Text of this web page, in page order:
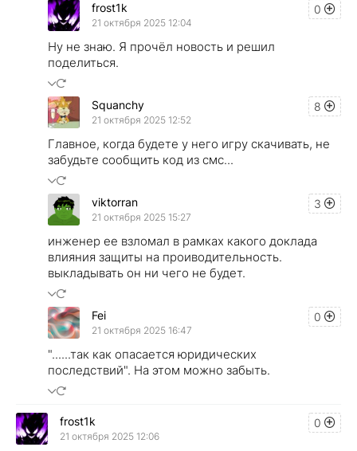
0
frost1k
21 октября 2025 12:04
Ну не знаю. Я прочёл новость и решил
поделиться.
8
Squanchy
21 октября 2025 12:52
Главное, когда будете у него игру скачивать, не
забудьте сообщить код из смс...
3
viktorran
21 октября 2025 15:27
инженер ее взломал в рамках какого доклада
влияния защиты на проиводительность.
выкладывать он ни чего не будет.
0
Fei
21 октября 2025 16:47
"......так как опасается юридических
последствий". На этом можно забыть.
0
frost1k
21 октября 2025 12:06